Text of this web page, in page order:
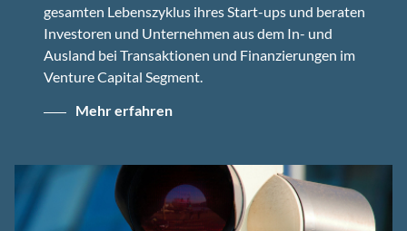
gesamten Lebenszyklus ihres Start-ups und beraten
Investoren und Unternehmen aus dem In- und
Ausland bei Transaktionen und Finanzierungen im
Venture Capital Segment.
Mehr erfahren